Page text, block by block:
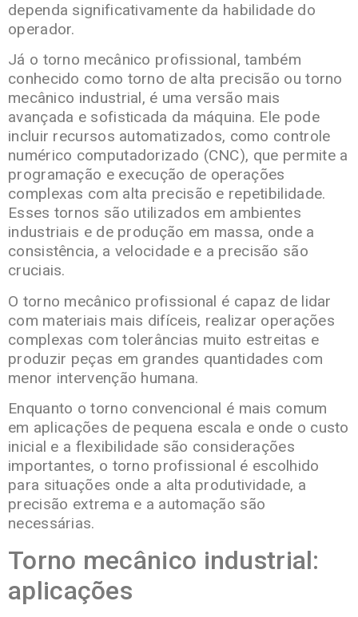
dependa significativamente da habilidade do
operador.
Já o torno mecânico profissional, também
conhecido como torno de alta precisão ou torno
mecânico industrial, é uma versão mais
avançada e sofisticada da máquina. Ele pode
incluir recursos automatizados, como controle
numérico computadorizado (CNC), que permite a
programação e execução de operações
complexas com alta precisão e repetibilidade.
Esses tornos são utilizados em ambientes
industriais e de produção em massa, onde a
consistência, a velocidade e a precisão são
cruciais.
O torno mecânico profissional é capaz de lidar
com materiais mais difíceis, realizar operações
complexas com tolerâncias muito estreitas e
produzir peças em grandes quantidades com
menor intervenção humana.
Enquanto o torno convencional é mais comum
em aplicações de pequena escala e onde o custo
inicial e a flexibilidade são considerações
importantes, o torno profissional é escolhido
para situações onde a alta produtividade, a
precisão extrema e a automação são
necessárias.
Torno mecânico industrial:
aplicações